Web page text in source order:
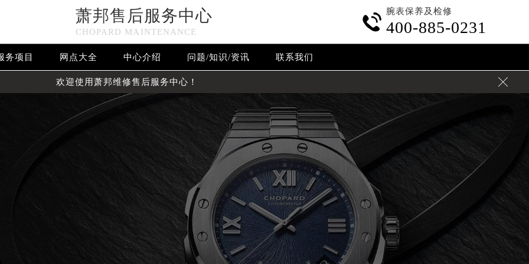
萧邦售后服务中心
CHOPARD MAINTENANCE

腕表保养及检修
400-885-0231
务项目 网点大全 中心介绍 问题/知识/资讯 联系我们
欢迎使用萧邦维修售后服务中心！ 